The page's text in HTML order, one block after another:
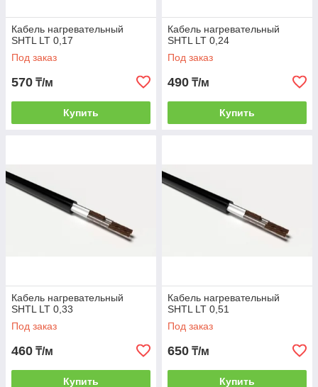
Кабель нагревательный
SHTL LT 0,17
Под заказ
570 ₸/м
Купить
Кабель нагревательный
SHTL LT 0,24
Под заказ
490 ₸/м
Купить
Кабель нагревательный
SHTL LT 0,33
Под заказ
460 ₸/м
Купить
Кабель нагревательный
SHTL LT 0,51
Под заказ
650 ₸/м
Купить